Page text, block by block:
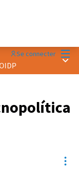
Se connecter